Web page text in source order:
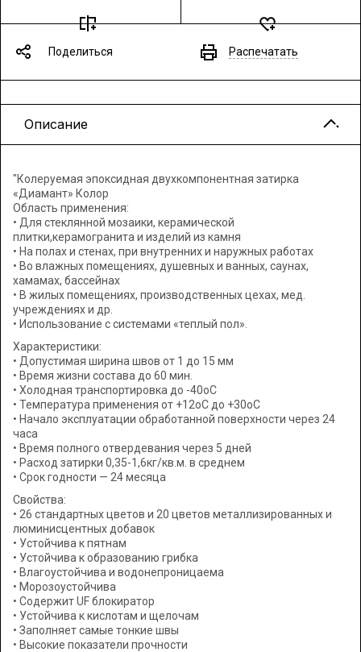
Поделиться Распечатать
Описание
"Колеруемая эпоксидная двухкомпонентная затирка
«Диамант» Колор
Область применения:
• Для стеклянной мозаики, керамической
плитки,керамогранита и изделий из камня
• На полах и стенах, при внутренних и наружных работах
• Во влажных помещениях, душевных и ванных, саунах,
хамамах, бассейнах
• В жилых помещениях, производственных цехах, мед.
учреждениях и др.
• Использование с системами «теплый пол».
Характеристики:
• Допустимая ширина швов от 1 до 15 мм
• Время жизни состава до 60 мин.
• Холодная транспортировка до -40оС
• Температура применения от +12оС до +30оС
• Начало эксплуатации обработанной поверхности через 24
часа
• Время полного отвердевания через 5 дней
• Расход затирки 0,35-1,6кг/кв.м. в среднем
• Срок годности — 24 месяца
Свойства:
• 26 стандартных цветов и 20 цветов металлизированных и
люминисцентных добавок
• Устойчива к пятнам
• Устойчива к образованию грибка
• Влагоустойчива и водонепроницаема
• Морозоустойчива
• Содержит UF блокиратор
• Устойчива к кислотам и щелочам
• Заполняет самые тонкие швы
• Высокие показатели прочности